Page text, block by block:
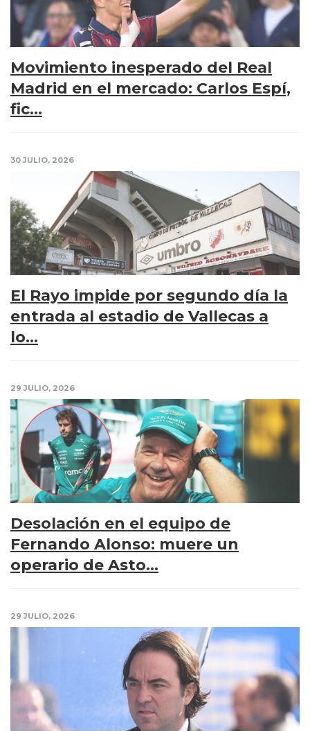
Movimiento inesperado del Real
Madrid en el mercado: Carlos Espí,
fic...
30 JULIO, 2026
El Rayo impide por segundo día la
entrada al estadio de Vallecas a
lo...
29 JULIO, 2026
Desolación en el equipo de
Fernando Alonso: muere un
operario de Asto...
29 JULIO, 2026